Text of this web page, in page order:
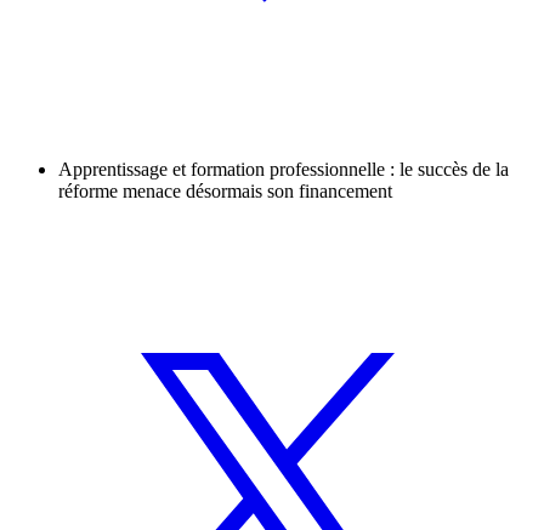
Apprentissage et formation professionnelle : le succès de la
réforme menace désormais son financement